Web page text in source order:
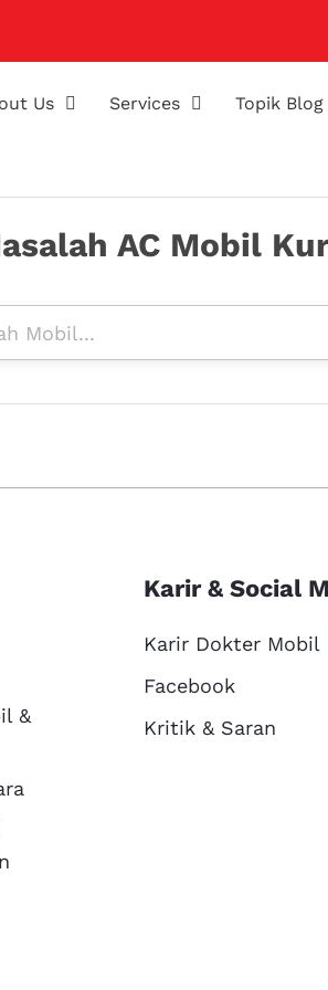
Us Services Topik Blog
AC Mobil
&
Karir & Social
Karir Dokter Mobil
Facebook
Kritik & Saran